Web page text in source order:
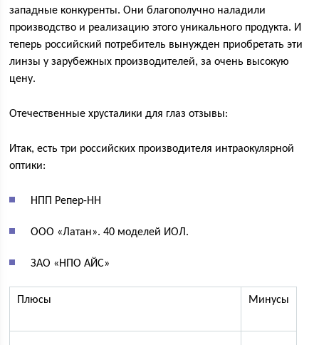
западные конкуренты. Они благополучно наладили
производство и реализацию этого уникального продукта. И
теперь российский потребитель вынужден приобретать эти
линзы у зарубежных производителей, за очень высокую
цену.
Отечественные хрусталики для глаз отзывы:
Итак, есть три российских производителя интраокулярной
оптики:
НПП Репер-НН
ООО «Латан». 40 моделей ИОЛ.
ЗАО «НПО АЙС»
Плюсы Минусы